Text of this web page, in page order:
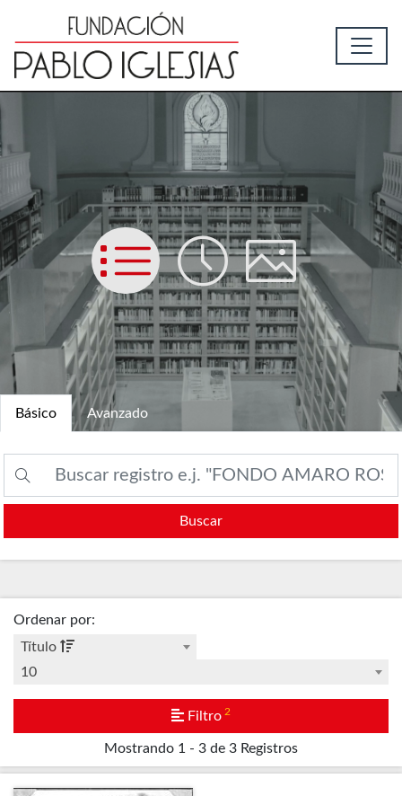
List Time Picture
Básico Avanzado
Buscar
Mostrando 1 - 3 de 3 Registros
Ordenar por:
Título
10
Filtro 2